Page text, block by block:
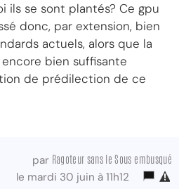
ils se sont plantés? Ce gpu
donc, par extension, bien
actuels, alors que la
bien suffisante
de prédilection de ce
par Ragoteur sans le Sous embusqué
le mardi 30 juin à 11h12